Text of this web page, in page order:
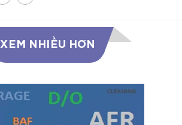
XEM NHIỀU HƠN